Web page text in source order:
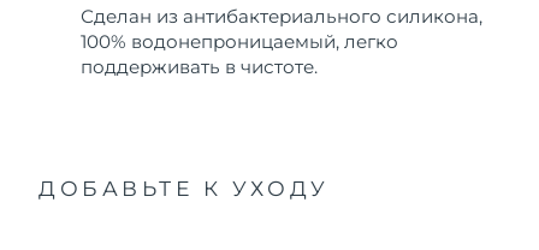
Сделан из антибактериального силикона,
100% водонепроницаемый, легко
поддерживать в чистоте.
ДОБАВЬТЕ К УХОДУ